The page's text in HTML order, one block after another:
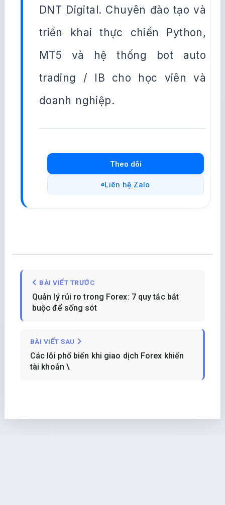
DNT Digital. Chuyên đào tạo và
triển khai thực chiến Python,
MT5 và hệ thống bot auto
trading / IB cho học viên và
doanh nghiệp.
Theo dõi
Liên hệ Zalo
BÀI VIẾT TRƯỚC
Quản lý rủi ro trong Forex: 7 quy tắc bắt
buộc để sống sót
BÀI VIẾT SAU
Các lỗi phổ biến khi giao dịch Forex khiến
tài khoản \